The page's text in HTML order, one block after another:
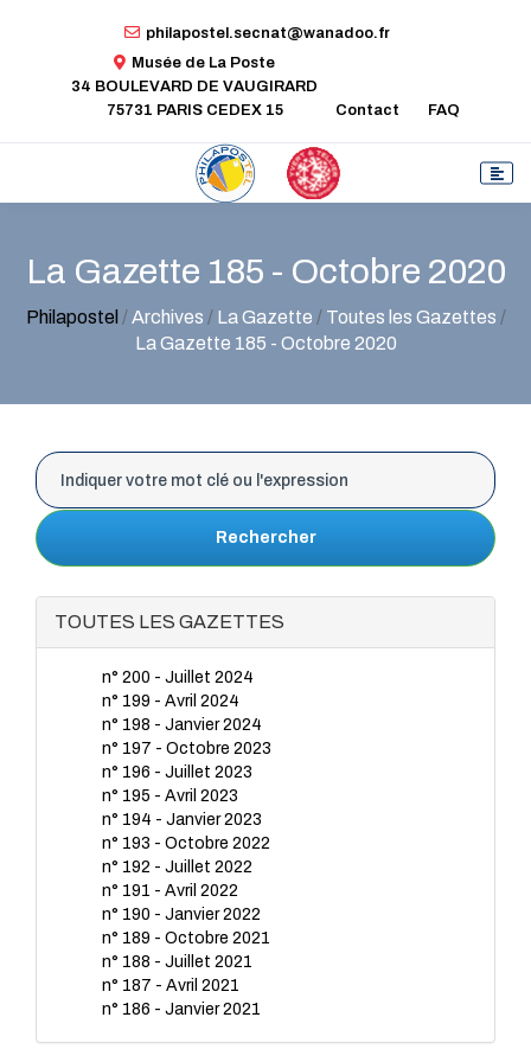
philapostel.secnat@wanadoo.fr
Musée de La Poste
34 BOULEVARD DE VAUGIRARD
75731 PARIS CEDEX 15
Contact FAQ
La Gazette 185 - Octobre 2020
Philapostel /Archives / La Gazette / Toutes les Gazettes /
La Gazette 185 - Octobre 2020
Rechercher
TOUTES LES GAZETTES
n° 200 - Juillet 2024
n° 199 - Avril 2024
n° 198 - Janvier 2024
n° 197 - Octobre 2023
n° 196 - Juillet 2023
n° 195 - Avril 2023
n° 194 - Janvier 2023
n° 193 - Octobre 2022
n° 192 - Juillet 2022
n° 191 - Avril 2022
n° 190 - Janvier 2022
n° 189 - Octobre 2021
n° 188 - Juillet 2021
n° 187 - Avril 2021
n° 186 - Janvier 2021